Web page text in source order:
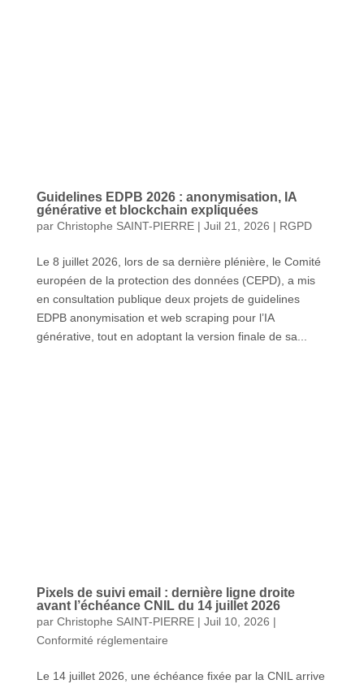
Guidelines EDPB 2026 : anonymisation, IA
générative et blockchain expliquées
par Christophe SAINT-PIERRE| Juil 21, 2026 | RGPD
Le 8 juillet 2026, lors de sa dernière plénière, le Comité
européen de la protection des données (CEPD), a mis
en consultation publique deux projets de guidelines
EDPB anonymisation et web scraping pour l’IA
générative, tout en adoptant la version finale de sa...
Pixels de suivi email : dernière ligne droite
avant l’échéance CNIL du 14 juillet 2026
par Christophe SAINT-PIERRE| Juil 10, 2026 |
Conformité réglementaire
Le 14 juillet 2026, une échéance fixée par la CNIL arrive